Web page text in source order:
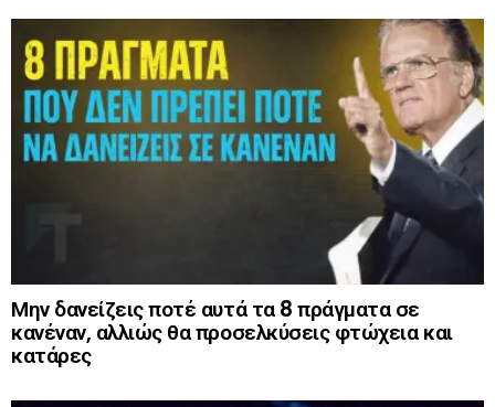
Μην δανείζεις ποτέ αυτά τα 8 πράγματα σε
κανέναν, αλλιώς θα προσελκύσεις φτώχεια και
κατάρες